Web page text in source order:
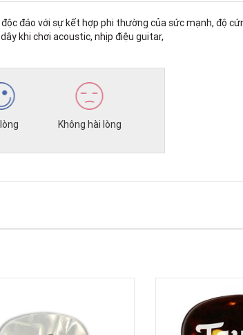
đáo với sự kết hợp phi thường của sức mạnh, độ
khi chơi acoustic, nhịp điệu guitar,
Không hài lòng